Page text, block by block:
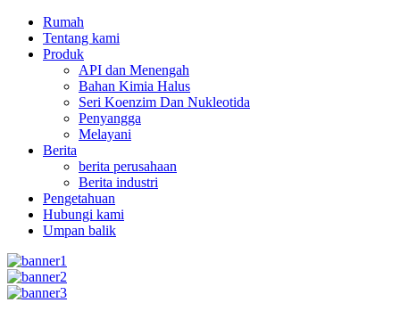
Rumah
Tentang kami
Produk
API dan Menengah
Bahan Kimia Halus
Seri Koenzim Dan Nukleotida
Penyangga
Melayani
Berita
berita perusahaan
Berita industri
Pengetahuan
Hubungi kami
Umpan balik